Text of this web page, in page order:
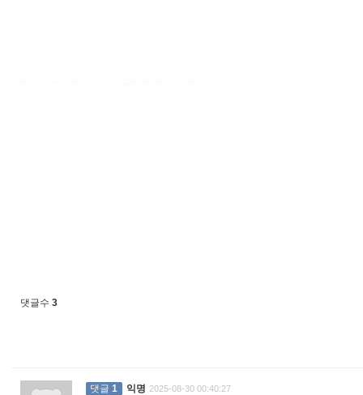
댓글수 3
댓글 1 익명 2025-08-30 00:40:27